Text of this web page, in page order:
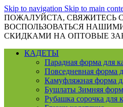
Skip to navigation Skip to main
ПОЖАЛУЙСТА, СВЯЖИТЕСЬ
ВОСПОЛЬЗОВАТЬСЯ
СКИДКАМИ НА ОПТОВЫЕ
КАДЕТЫ
Парадная форма для
Повседневная форма
Камуфляжная форма
Бушлаты Зимняя
Рубашка сорочка для